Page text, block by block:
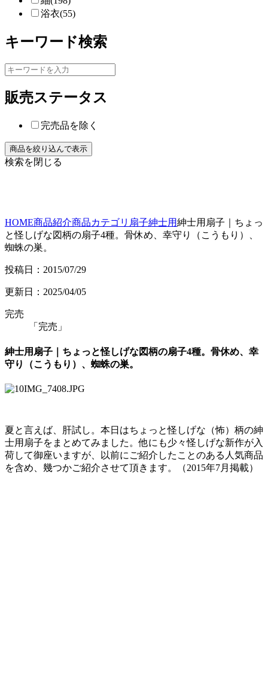
浴衣(55)
キーワード検索
販売ステータス
完売品を除く
検索を閉じる
HOME商品紹介商品カテゴリ 扇子紳士用紳士用扇子｜ちょっ
と怪しげな図柄の扇子4種。骨休め、幸守り（こうもり）、
蜘蛛の巣。
投稿日：2015/07/29
更新日：2025/04/05
完売
「完売」
紳士用扇子｜ちょっと怪しげな図柄の扇子4種。骨休め、幸
守り（こうもり）、蜘蛛の巣。
夏と言えば、肝試し。本日はちょっと怪しげな（怖）柄の紳
士用扇子をまとめてみました。他にも少々怪しげな新作が入
荷して御座いますが、以前にご紹介したことのある人気商品
を含め、幾つかご紹介させて頂きます。（2015年7月掲載）